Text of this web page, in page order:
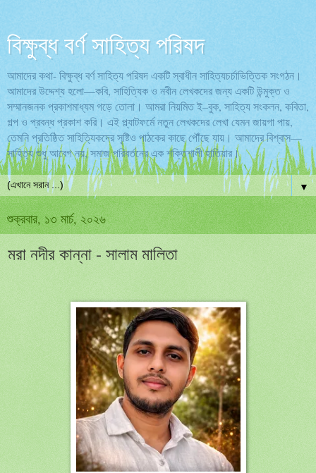
বিক্ষুব্ধ বর্ণ সাহিত্য পরিষদ
আমাদের কথা- বিক্ষুব্ধ বর্ণ সাহিত্য পরিষদ একটি স্বাধীন সাহিত্যচর্চাভিত্তিক সংগঠন।
আমাদের উদ্দেশ্য হলো—কবি, সাহিত্যিক ও নবীন লেখকদের জন্য একটি উন্মুক্ত ও
সম্মানজনক প্রকাশমাধ্যম গড়ে তোলা। আমরা নিয়মিত ই–বুক, সাহিত্য সংকলন, কবিতা,
গল্প ও প্রবন্ধ প্রকাশ করি। এই প্ল্যাটফর্মে নতুন লেখকদের লেখা যেমন জায়গা পায়,
তেমনি প্রতিষ্ঠিত সাহিত্যিকদের সৃষ্টিও পাঠকের কাছে পৌঁছে যায়। আমাদের বিশ্বাস—
সাহিত্য শুধু আবেগ নয়, সমাজ পরিবর্তনের এক শক্তিশালী হাতিয়ার।
▼
শুক্রবার, ১৩ মার্চ, ২০২৬
মরা নদীর কান্না - সালাম মালিতা